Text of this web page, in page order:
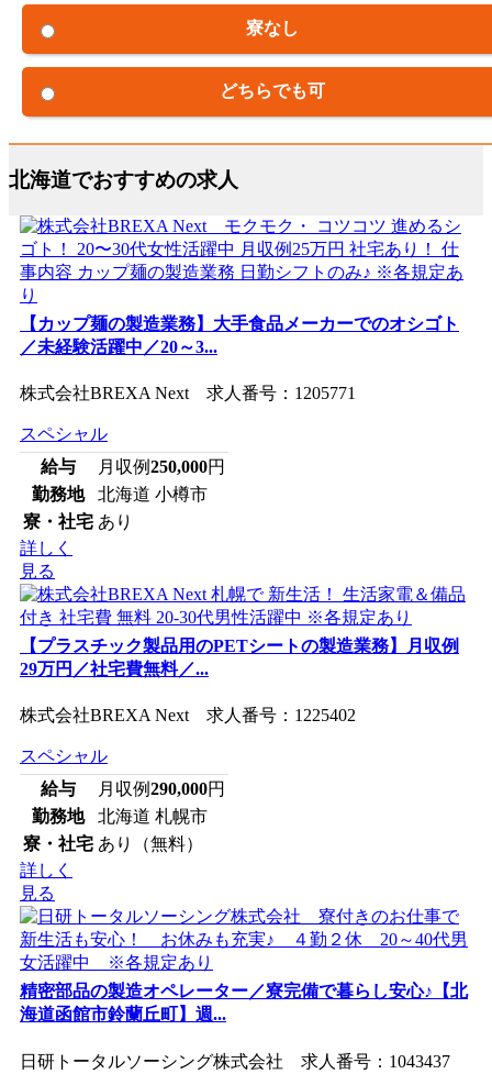
寮なし
どちらでも可
北海道でおすすめの求人
【カップ麺の製造業務】大手食品メーカーでのオシゴト
／未経験活躍中／20～3...
株式会社BREXA Next 求人番号：1205771
スペシャル
給与
月収例250,000円
勤務地
北海道 小樽市
寮・社宅 あり
詳しく
見る
【プラスチック製品用のPETシートの製造業務】月収例
29万円／社宅費無料／...
株式会社BREXA Next 求人番号：1225402
スペシャル
給与
月収例290,000円
勤務地
北海道 札幌市
寮・社宅 あり（無料）
詳しく
見る
精密部品の製造オペレーター／寮完備で暮らし安心♪【北
海道函館市鈴蘭丘町】週...
日研トータルソーシング株式会社 求人番号：1043437